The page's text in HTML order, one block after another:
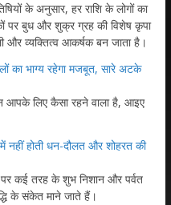
के अनुसार, हर राशि के लोगों का
पर बुध और शुक्र ग्रह की विशेष कृपा
और व्यक्तित्व आकर्षक बन जाता है।
का भाग्य रहेगा मजबूत, सारे अटके
लिए कैसा रहने वाला है, आइए
नहीं होती धन-दौलत और शोहरत की
कई तरह के शुभ निशान और पर्वत
के संकेत माने जाते हैं।